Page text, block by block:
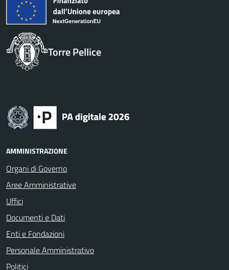
Torre Pellice
AMMINISTRAZIONE
Organi di Governo
Aree Amministrative
Uffici
Documenti e Dati
Enti e Fondazioni
Personale Amministrativo
Politici